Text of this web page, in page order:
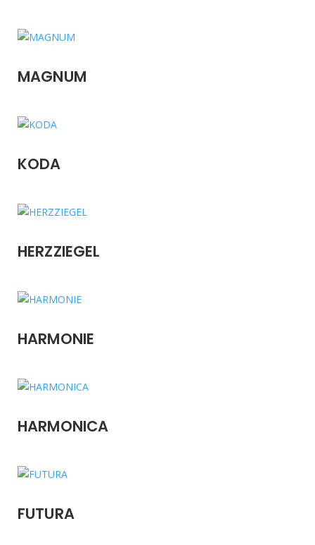
MAGNUM
KODA
HERZZIEGEL
HARMONIE
HARMONICA
FUTURA